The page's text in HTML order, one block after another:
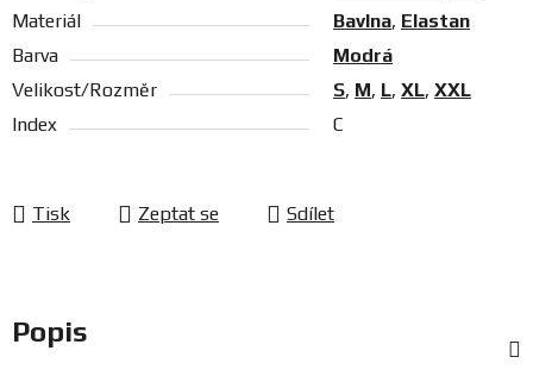
Materiál
Bavlna, Elastan
Barva
Modrá
Velikost/Rozměr
S, M, L, XL, XXL
Index
C
Tisk Zeptat se Sdílet
Popis